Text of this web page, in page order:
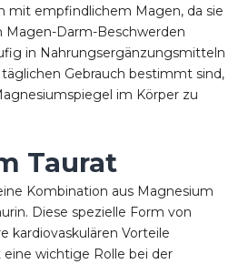
mit empfindlichem Magen, da sie
Magen-Darm-Beschwerden
in Nahrungsergänzungsmitteln
Gebrauch bestimmt sind,
im Körper zu
Taurat
Kombination aus Magnesium
Diese spezielle Form von
kardiovaskulären Vorteile
eine wichtige Rolle bei der